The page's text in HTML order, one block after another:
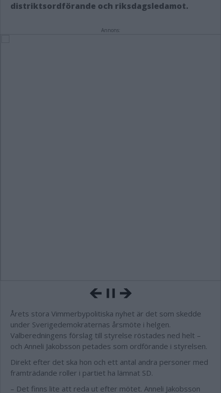
distriktsordförande och riksdagsledamot.
Annons:
Årets stora Vimmerbypolitiska nyhet är det som skedde
under Sverigedemokraternas årsmöte i helgen.
Valberedningens förslag till styrelse röstades ned helt –
och Anneli Jakobsson petades som ordförande i styrelsen.
Direkt efter det ska hon och ett antal andra personer med
framträdande roller i partiet ha lämnat SD.
– Det finns lite att reda ut efter mötet. Anneli Jakobsson